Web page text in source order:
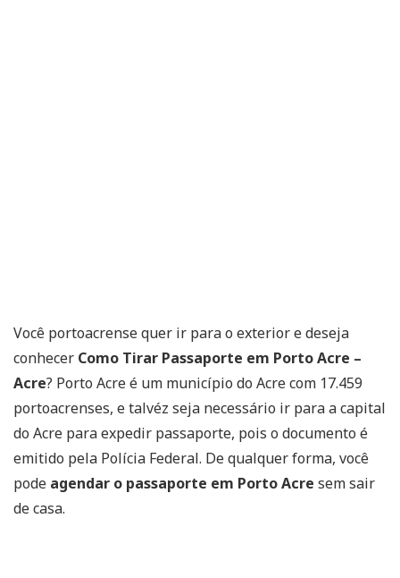
Você portoacrense quer ir para o exterior e deseja
conhecer Como Tirar Passaporte em Porto Acre –
Acre? Porto Acre é um município do Acre com 17.459
portoacrenses, e talvéz seja necessário ir para a capital
do Acre para expedir passaporte, pois o documento é
emitido pela Polícia Federal. De qualquer forma, você
pode agendar o passaporte em Porto Acre sem sair
de casa.